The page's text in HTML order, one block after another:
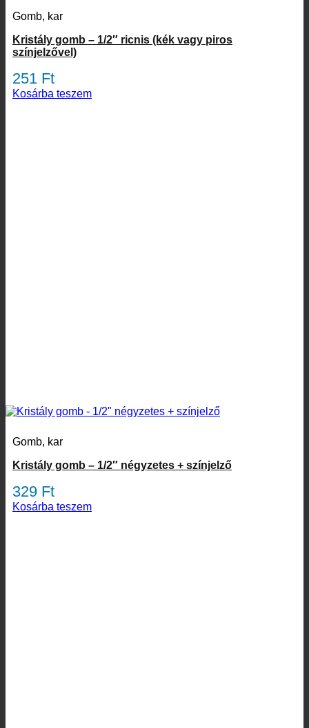
Gomb, kar
Kristály gomb – 1/2″ ricnis (kék vagy piros
színjelzővel)
251 Ft
Kosárba teszem
Gomb, kar
Kristály gomb – 1/2″ négyzetes + színjelző
329 Ft
Kosárba teszem